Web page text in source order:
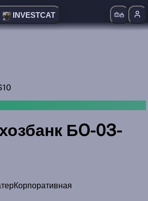
INVESTCAT
БO-03-
Корпоративная